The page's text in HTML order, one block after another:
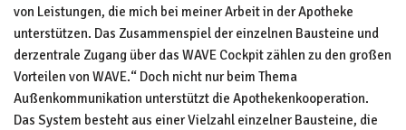
von Leistungen, die mich bei meiner Arbeit in der Apotheke
unterstützen. Das Zusammenspiel der einzelnen Bausteine und
derzentrale Zugang über das WAVE Cockpit zählen zu den großen
Vorteilen von WAVE.“ Doch nicht nur beim Thema
Außenkommunikation unterstützt die Apothekenkooperation.
Das System besteht aus einer Vielzahl einzelner Bausteine, die